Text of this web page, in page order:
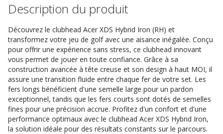
Description du produit
Découvrez le clubhead Acer XDS Hybrid Iron (RH) et
transformez votre jeu de golf avec une aisance inégalée. Conçu
pour offrir une expérience sans stress, ce clubhead innovant
vous permet de jouer en toute confiance. Grâce à sa
construction avancée à tête creuse et son design à haut MOI, il
assure une transition fluide entre chaque fer de votre set. Les
fers longs bénéficient d'une semelle large pour un pardon
exceptionnel, tandis que les fers courts sont dotés de semelles
fines pour une précision accrue. Profitez d'un confort et d'une
performance optimaux avec le clubhead Acer XDS Hybrid Iron,
la solution idéale pour des résultats constants sur le parcours.